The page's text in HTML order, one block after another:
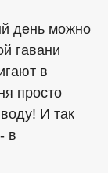
день можно
гавани
в
просто
И так
в